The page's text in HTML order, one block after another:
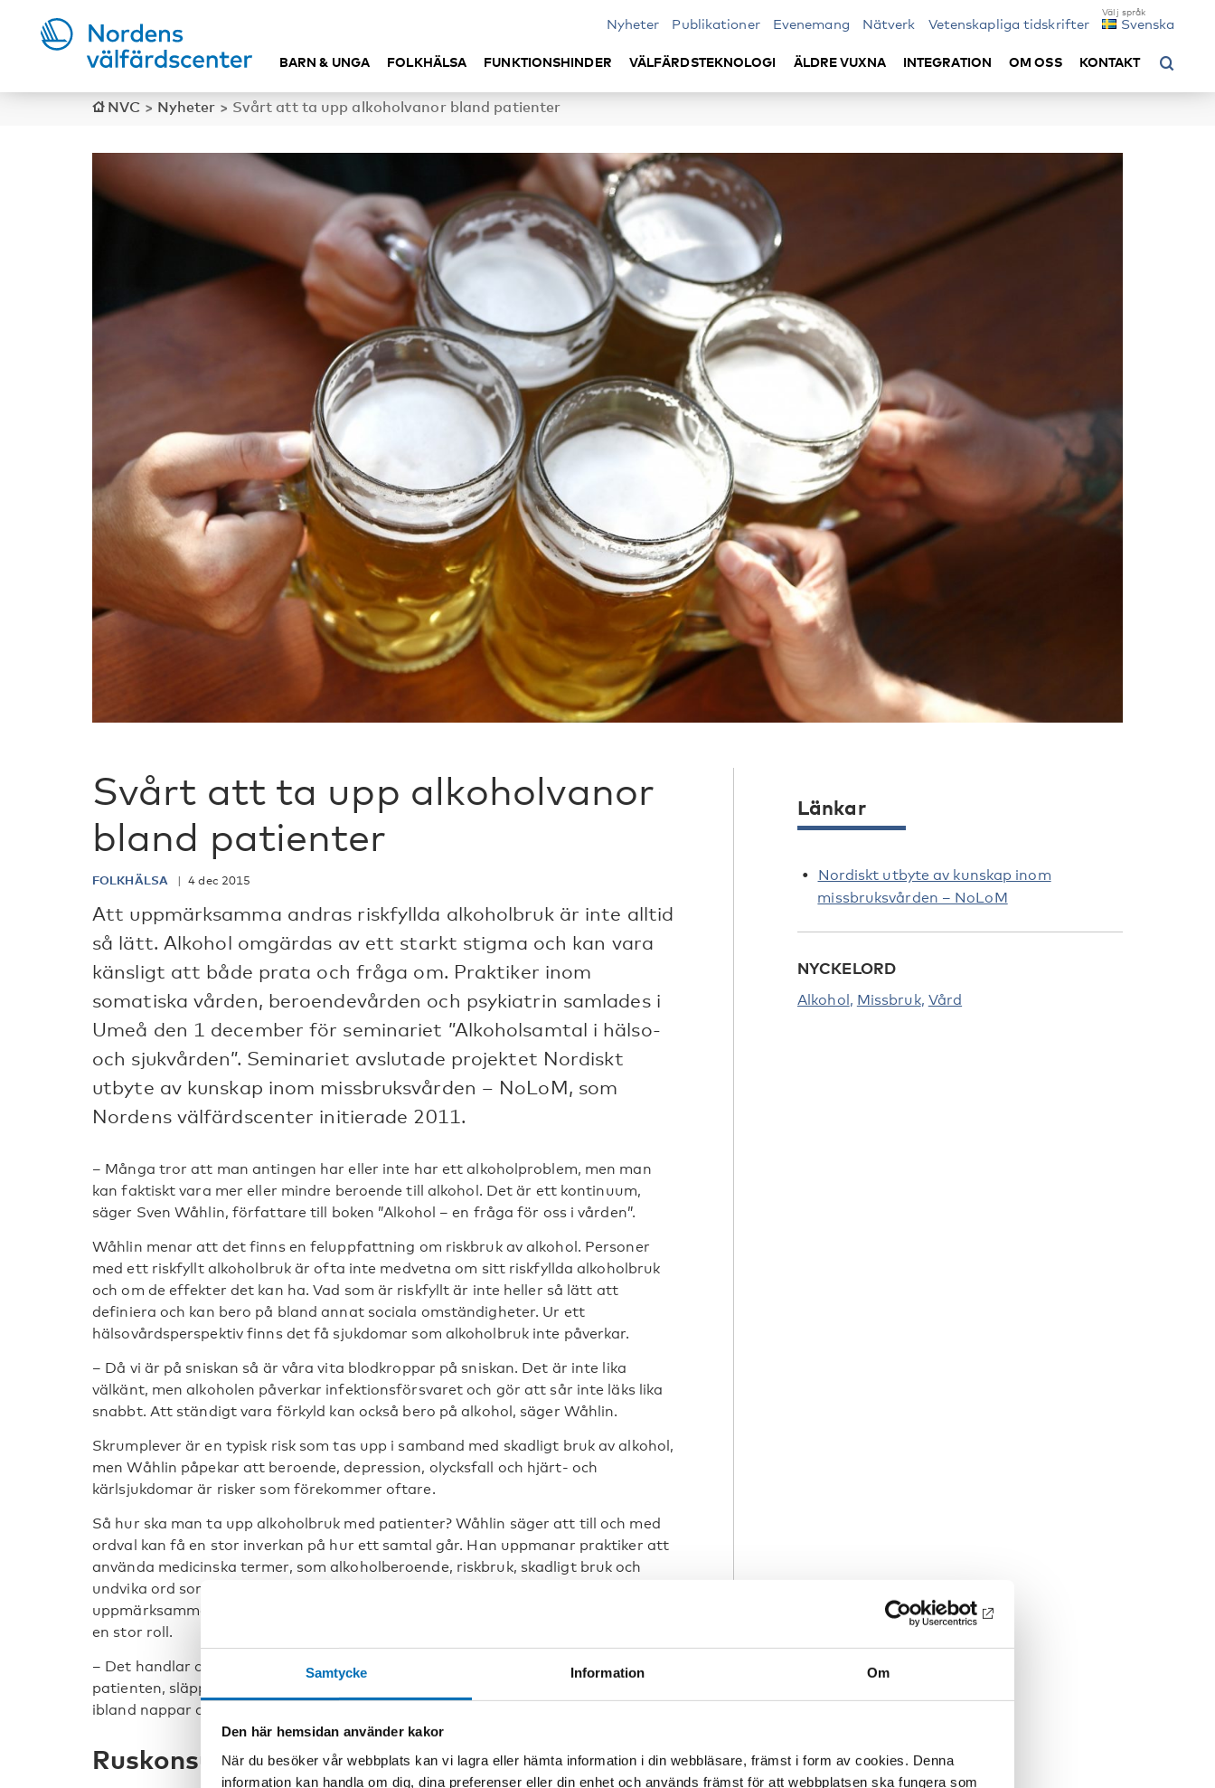
Samtycke Information Om
Den här hemsidan använder kakor
När du besöker vår webbplats kan vi lagra eller hämta information i din webbläsare, främst i form av cookies. Denna
information kan handla om dig, dina preferenser eller din enhet och används främst för att webbplatsen ska fungera som
Nyheter Publikationer Evenemang Nätverk Vetenskapliga tidskrifter Svenska
BARN & UNGA FOLKHÄLSA FUNKTIONSHINDER VÄLFÄRDSTEKNOLOGI ÄLDRE VUXNA INTEGRATION OM OSS KONTAKT
NVC > Nyheter > Svårt att ta upp alkoholvanor bland patienter
Svårt att ta upp alkoholvanor
bland patienter
FOLKHÄLSA 4 dec 2015
Att uppmärksamma andras riskfyllda alkoholbruk är inte alltid
så lätt. Alkohol omgärdas av ett starkt stigma och kan vara
känsligt att både prata och fråga om. Praktiker inom
somatiska vården, beroendevården och psykiatrin samlades i
Umeå den 1 december för seminariet ”Alkoholsamtal i hälso-
och sjukvården”. Seminariet avslutade projektet Nordiskt
utbyte av kunskap inom missbruksvården – NoLoM, som
Nordens välfärdscenter initierade 2011.
– Många tror att man antingen har eller inte har ett alkoholproblem, men man
kan faktiskt vara mer eller mindre beroende till alkohol. Det är ett kontinuum,
säger Sven Wåhlin, författare till boken ”Alkohol – en fråga för oss i vården”.
Wåhlin menar att det finns en feluppfattning om riskbruk av alkohol. Personer
med ett riskfyllt alkoholbruk är ofta inte medvetna om sitt riskfyllda alkoholbruk
och om de effekter det kan ha. Vad som är riskfyllt är inte heller så lätt att
definiera och kan bero på bland annat sociala omständigheter. Ur ett
hälsovårdsperspektiv finns det få sjukdomar som alkoholbruk inte påverkar.
– Då vi är på sniskan så är våra vita blodkroppar på sniskan. Det är inte lika
välkänt, men alkoholen påverkar infektionsförsvaret och gör att sår inte läks lika
snabbt. Att ständigt vara förkyld kan också bero på alkohol, säger Wåhlin.
Skrumplever är en typisk risk som tas upp i samband med skadligt bruk av alkohol,
men Wåhlin påpekar att beroende, depression, olycksfall och hjärt- och
kärlsjukdomar är risker som förekommer oftare.
Så hur ska man ta upp alkoholbruk med patienter? Wåhlin säger att till och med
ordval kan få en stor inverkan på hur ett samtal går. Han uppmanar praktiker att
använda medicinska termer, som alkoholberoende, riskbruk, skadligt bruk och
undvika ord som alkoholist, missbrukare eller medberoende. Redan att
uppmärksamma alkoholproblem framom att
en stor roll.
– Det handlar om att få förtroende. Om man inte får igång ett bra samtal med
patienten, släpp det och ta upp frågan nästa gång. Det är lite som att fiska,
ibland nappar det, ibland inte, säger Wåhlin.
Ruskonsulenter på sjukhusen
Länkar
Nordiskt utbyte av kunskap inom
missbruksvården – NoLoM
NYCKELORD
Alkohol Missbruk Vård